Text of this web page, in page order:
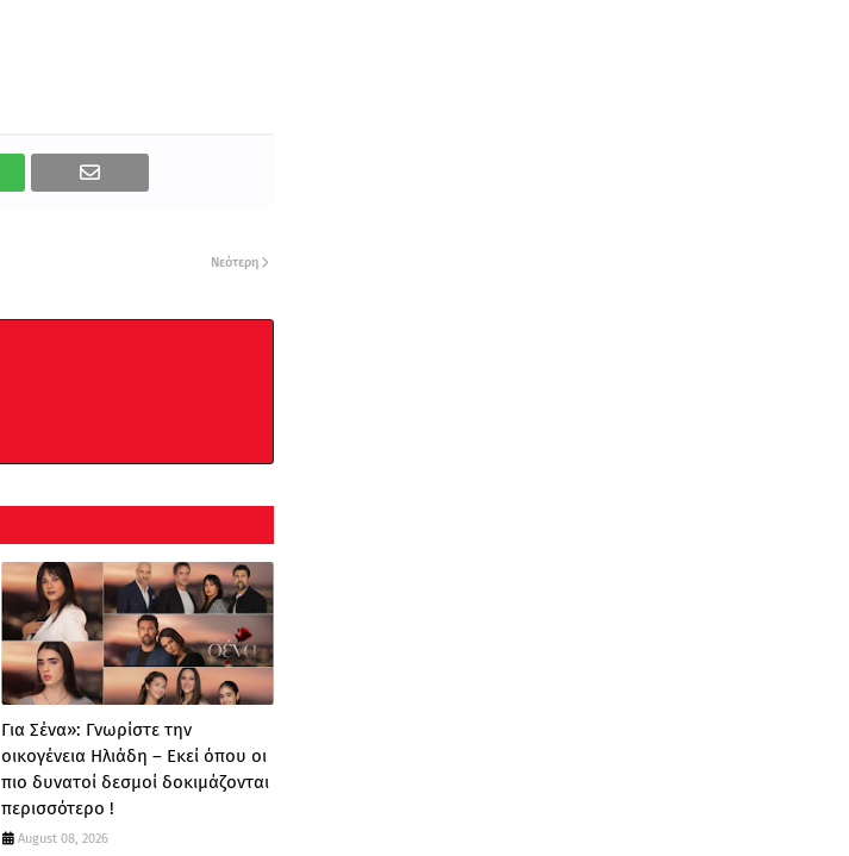
Νεότερη
Για Σένα»: Γνωρίστε την
οικογένεια Ηλιάδη – Εκεί όπου οι
πιο δυνατοί δεσμοί δοκιμάζονται
περισσότερο !
August 08, 2026